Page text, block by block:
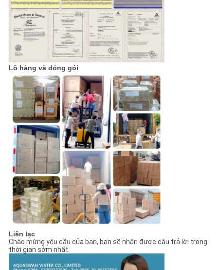
Lô hàng và đóng gói
Liên lạc
Chào mừng yêu cầu của bạn, bạn sẽ nhận được câu trả lời trong
thời gian sớm nhất.